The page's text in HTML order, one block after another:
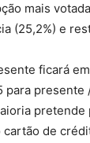
mais
(25,2%) e
ficará
para presente
cartão de